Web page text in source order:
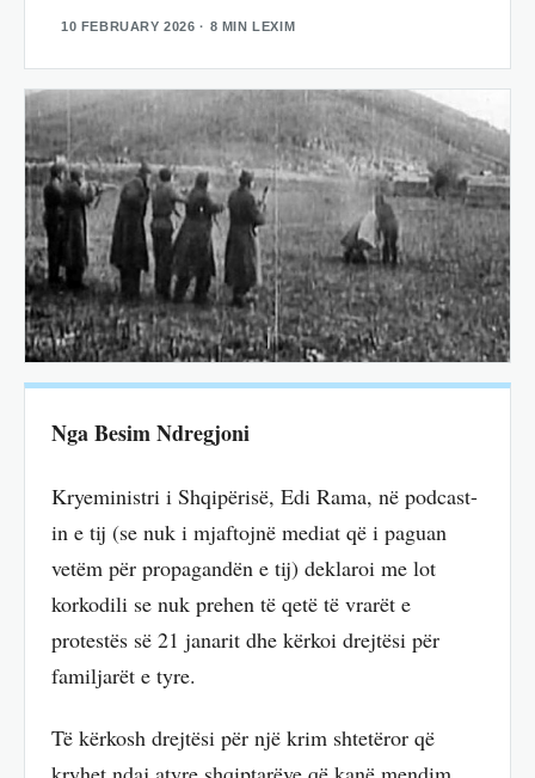
10 FEBRUARY 2026 · 8 MIN LEXIM
Nga Besim Ndregjoni
Kryeministri i Shqipërisë, Edi Rama, në podcast-
in e tij (se nuk i mjaftojnë mediat që i paguan
vetëm për propagandën e tij) deklaroi me lot
korkodili se nuk prehen të qetë të vrarët e
protestës së 21 janarit dhe kërkoi drejtësi për
familjarët e tyre.
Të kërkosh drejtësi për një krim shtetëror që